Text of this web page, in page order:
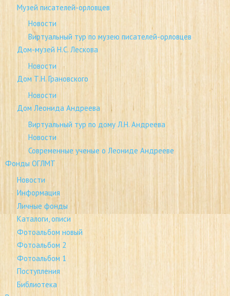
Музей писателей-орловцев
Новости
Виртуальный тур по музею писателей-орловцев
Дом-музей Н.С. Лескова
Новости
Дом Т.Н. Грановского
Новости
Дом Леонида Андреева
Виртуальный тур по дому Л.Н. Андреева
Новости
Современные ученые о Леониде Андрееве
Фонды ОГЛМТ
Новости
Информация
Личные фонды
Каталоги, описи
Фотоальбом новый
Фотоальбом 2
Фотоальбом 1
Поступления
Библиотека